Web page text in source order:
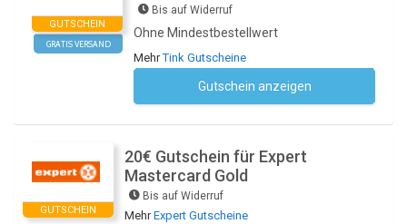
GUTSCHEIN
GRATIS VERSAND
Bis auf Widerruf
Ohne Mindestbestellwert
MehrTink Gutscheine
Gutschein anzeigen
GUTSCHEIN
20€ Gutschein für Expert
Mastercard Gold
Bis auf Widerruf
MehrExpert Gutscheine